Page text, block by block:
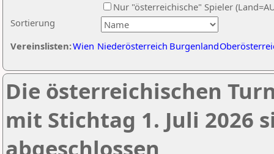
Sortierung
Nur "österreichische" Spieler
Vereinslisten:Wien Niederösterreich Burgenland
Die österreichischen
mit Stichtag 1. Juli 2026
abgeschlossen